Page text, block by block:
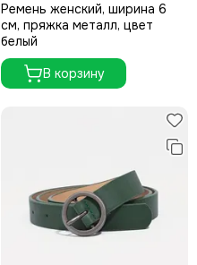
Ремень женский, ширина 6
см, пряжка металл, цвет
белый
В корзину